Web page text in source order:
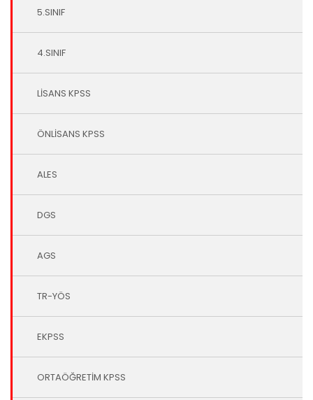
5.SINIF
4.SINIF
LİSANS KPSS
ÖNLİSANS KPSS
ALES
DGS
AGS
TR-YÖS
EKPSS
ORTAÖĞRETİM KPSS